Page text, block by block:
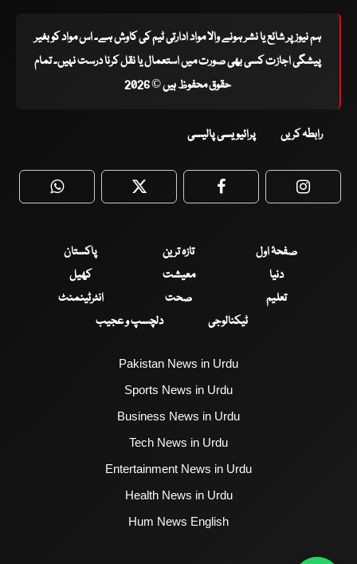
ہم نیوز پر شائع یا نشر ہونے والا مواد ادارتی ٹیم کی کاوش ہے۔ اس مواد کو بغیر
پیشگی اجازت کسی بھی صورت میں استعمال یا نقل کرنا درست نہیں۔ تمام
حقوق محفوظ ہیں © 2026
رابطہ کریں پرائیویسی پالیسی
WhatsApp Twitter Facebook
صفحۂ اول تازہ ترین
پاکستان
دنیا
معیشت
کھیل
تعلیم
صحت
انٹرٹینمنٹ
ٹیکنالوجی
دلچسپ و عجیب
Pakistan News in Urdu
Sports News in Urdu
Business News in Urdu
Tech News in Urdu
Entertainment News in Urdu
Health News in Urdu
Hum News English